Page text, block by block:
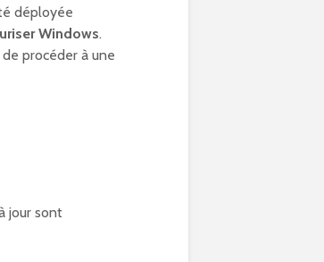
déployée
Windows.
procéder à une
jour sont